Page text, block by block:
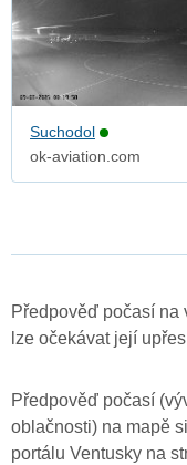
Suchodol
ok-aviation.com
Předpověď počasí na
lze očekávat její
Předpověď počasí
oblačnosti) na mapě
portálu Ventusky na